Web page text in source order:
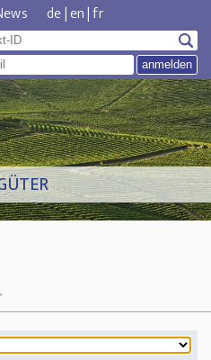
de|en|fr